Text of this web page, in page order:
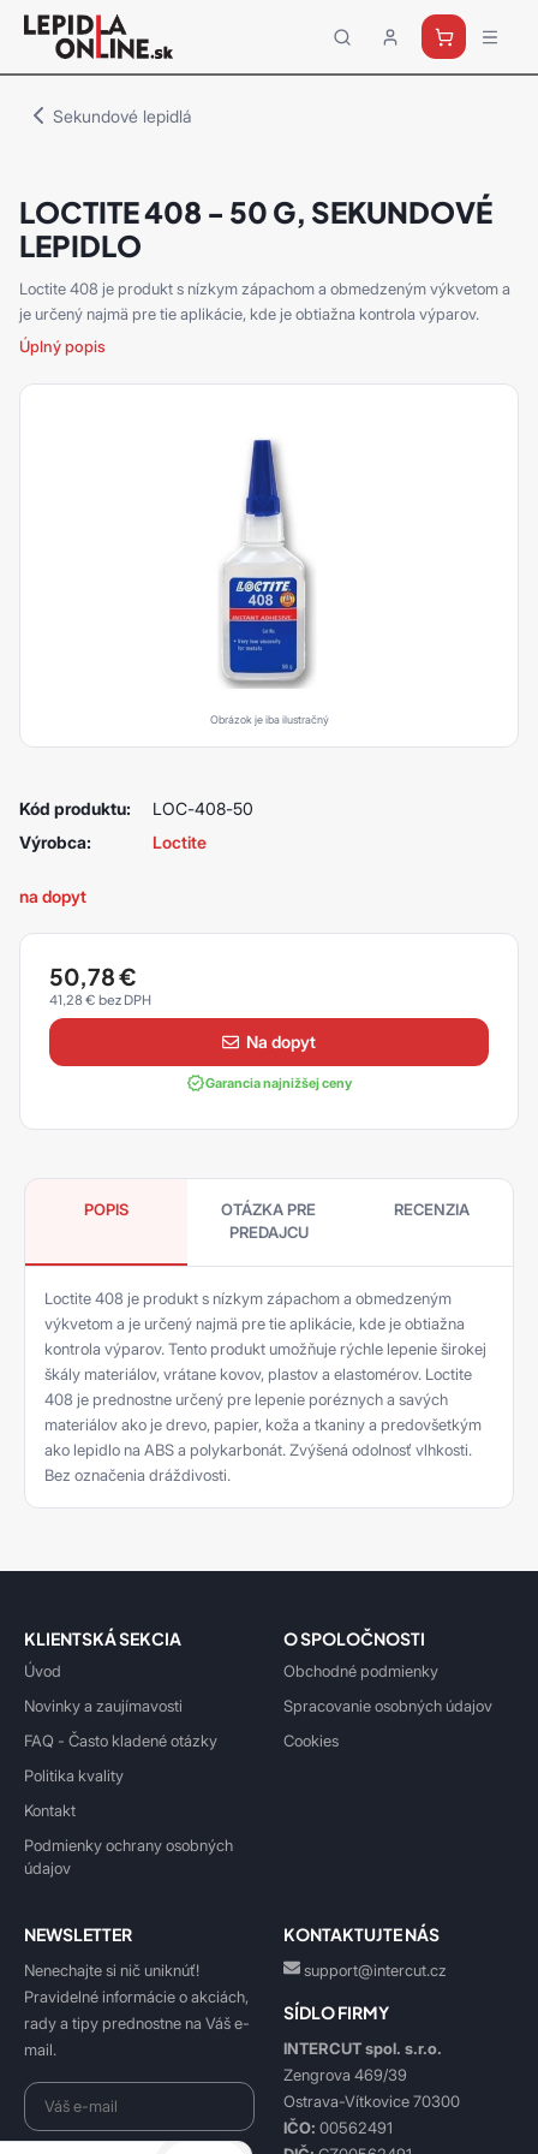
Priemyselné
lepidlá
Sekundové lepidlá
LOCTITE 408 - 50 G, SEKUNDOVÉ
LEPIDLO
Loctite 408 je produkt s nízkym zápachom a obmedzeným výkvetom a
je určený najmä pre tie aplikácie, kde je obtiažna kontrola výparov.
Úplný popis
Obrázok je iba ilustračný
Kód produktu:
LOC-408-50
Výrobca:
Loctite
na dopyt
50,78€
41,28€
na dopyt
Garancia najnižšej ceny
POPIS
OTÁZKA PRE
PREDAJCU
RECENZIA
Loctite 408 je produkt s nízkym zápachom a obmedzeným
výkvetom a je určený najmä pre tie aplikácie, kde je obtiažna
kontrola výparov. Tento produkt umožňuje rýchle lepenie širokej
škály materiálov, vrátane kovov, plastov a elastomérov. Loctite
408 je prednostne určený pre lepenie poréznych a savých
materiálov ako je drevo, papier, koža a tkaniny a predovšetkým
ako lepidlo na ABS a polykarbonát. Zvýšená odolnosť vlhkosti.
Bez označenia dráždivosti.
KLIENTSKÁ SEKCIA
Úvod
Novinky a zaujímavosti
FAQ - Často kladené otázky
Politika kvality
Kontakt
Podmienky ochrany osobných
údajov
O SPOLOČNOSTI
Obchodné podmienky
Spracovanie osobných údajov
Cookies
NEWSLETTER
Nenechajte si nič uniknúť!
Pravidelné informácie o akciách,
rady a tipy prednostne na Váš e-
mail.
KONTAKTUJTE NÁS
support@intercut.cz
SÍDLO FIRMY
INTERCUT spol. s.r.o.
Zengrova 469/39
Ostrava-Vítkovice 70300
IČO: 00562491